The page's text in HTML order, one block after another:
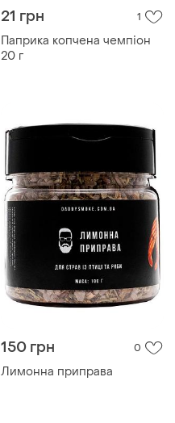
21 грн 1
Паприка копчена чемпіон
20 г
150 грн 0
Лимонна приправа